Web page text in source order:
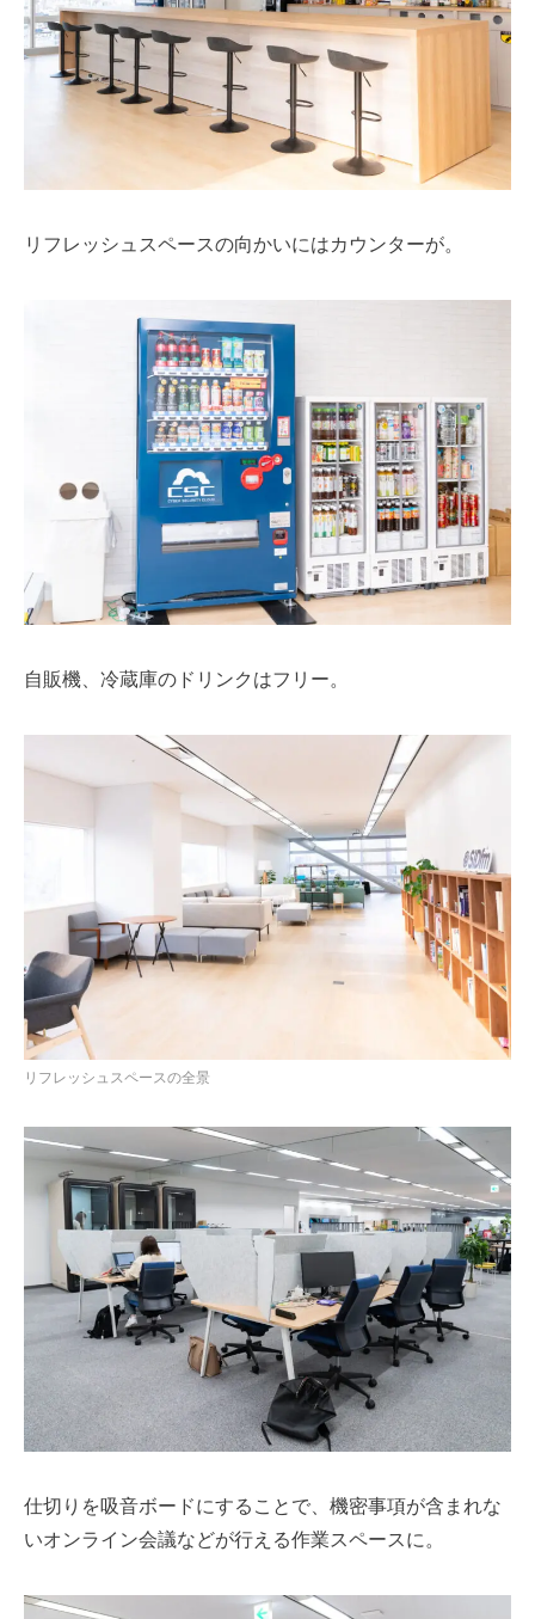
リフレッシュスペースの向かいにはカウンターが。
自販機、冷蔵庫のドリンクはフリー。
リフレッシュスペースの全景
仕切りを吸音ボードにすることで、機密事項が含まれな
いオンライン会議などが行える作業スペースに。